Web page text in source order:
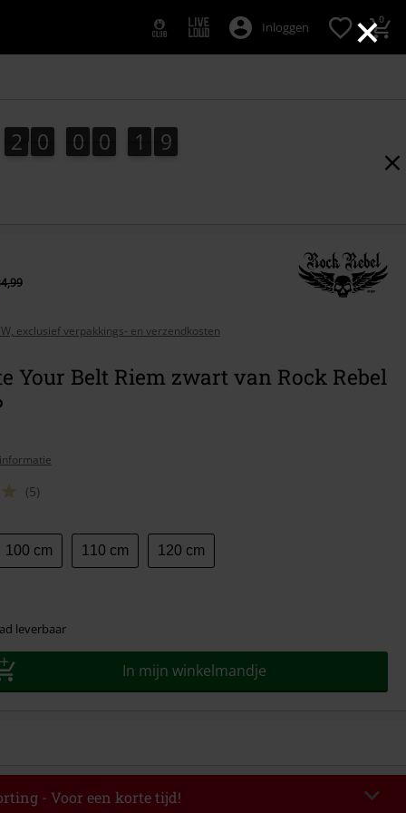
×
Inloggen 0
2
2 0
0 0
0 0
0 1
2
1 7
8
7
9
8
exclusief verpakkings- en verzendkosten
Your Belt Riem zwart van Rock Rebel
(5)
100 cm 110 cm 120 cm
leverbaar
In mijn winkelmandje
- Voor een korte tijd!